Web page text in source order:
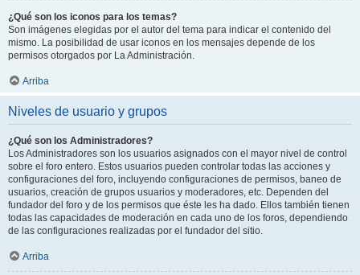
¿Qué son los iconos para los temas?
Son imágenes elegidas por el autor del tema para indicar el contenido del
mismo. La posibilidad de usar iconos en los mensajes depende de los
permisos otorgados por La Administración.
Arriba
Niveles de usuario y grupos
¿Qué son los Administradores?
Los Administradores son los usuarios asignados con el mayor nivel de control
sobre el foro entero. Estos usuarios pueden controlar todas las acciones y
configuraciones del foro, incluyendo configuraciones de permisos, baneo de
usuarios, creación de grupos usuarios y moderadores, etc. Dependen del
fundador del foro y de los permisos que éste les ha dado. Ellos también tienen
todas las capacidades de moderación en cada uno de los foros, dependiendo
de las configuraciones realizadas por el fundador del sitio.
Arriba